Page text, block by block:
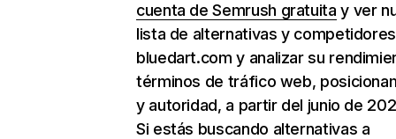
cuenta de Semrush gratuita y ver
lista de alternativas y
bluedart.com y analizar su
términos de tráfico web,
y autoridad, a partir del junio de
Si estás buscando alternativas a